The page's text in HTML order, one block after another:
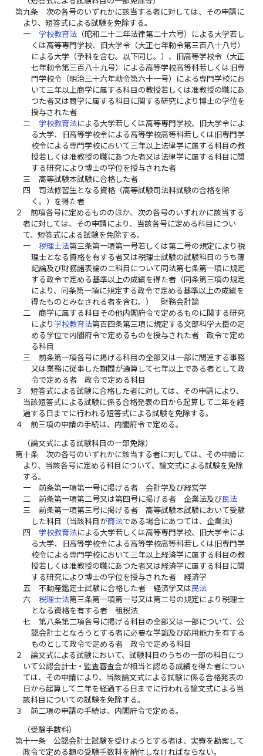
第九条
次の各号のいずれかに該当する者に対しては、その申請に
より、短答式による試験を免除する。
一
学校教育法（昭和二十二年法律第二十六号）による大学若し
くは高等専門学校、旧大学令（大正七年勅令第三百八十八号）
による大学（予科を含む。以下同じ。）、旧高等学校令（大正
七年勅令第三百八十九号）による高等学校高等科若しくは旧専
門学校令（明治三十六年勅令第六十一号）による専門学校にお
いて三年以上商学に属する科目の教授若しくは准教授の職にあ
つた者又は商学に属する科目に関する研究により博士の学位を
授与された者
二
学校教育法による大学若しくは高等専門学校、旧大学令によ
る大学、旧高等学校令による高等学校高等科若しくは旧専門学
校令による専門学校において三年以上法律学に属する科目の教
授若しくは准教授の職にあつた者又は法律学に属する科目に関
する研究により博士の学位を授与された者
三
高等試験本試験に合格した者
四
司法修習生となる資格（高等試験司法科試験の合格を除
く。）を得た者
２
前項各号に定めるもののほか、次の各号のいずれかに該当する
者に対しては、その申請により、当該各号に定める科目につい
て、短答式による試験を免除する。
一
税理士法第三条第一項第一号若しくは第二号の規定により税
理士となる資格を有する者又は税理士試験の試験科目のうち簿
記論及び財務諸表論の二科目について同法第七条第一項に規定
する政令で定める基準以上の成績を得た者（同条第三項の規定
により、同条第一項に規定する政令で定める基準以上の成績を
得たものとみなされる者を含む。） 財務会計論
二
商学に属する科目その他内閣府令で定めるものに関する研究
により学校教育法第百四条第三項に規定する文部科学大臣の定
める学位で内閣府令で定めるものを授与された者 政令で定め
る科目
三
前条第一項各号に掲げる科目の全部又は一部に関連する事務
又は業務に従事した期間が通算して七年以上である者として政
令で定める者 政令で定める科目
３
短答式による試験に合格した者に対しては、その申請により、
当該短答式による試験に係る合格発表の日から起算して二年を経
過する日までに行われる短答式による試験を免除する。
４
前三項の申請の手続は、内閣府令で定める。
（論文式による試験科目の一部免除）
第十条
次の各号のいずれかに該当する者に対しては、その申請に
より、当該各号に定める科目について、論文式による試験を免除
する。
一
前条第一項第一号に掲げる者 会計学及び経営学
二
前条第一項第二号又は第四号に掲げる者 企業法及び民法
三
前条第一項第三号に掲げる者 高等試験本試験において受験
した科目（当該科目が商法である場合にあつては、企業法）
四
学校教育法による大学若しくは高等専門学校、旧大学令によ
る大学、旧高等学校令による高等学校高等科若しくは旧専門学
校令による専門学校において三年以上経済学に属する科目の教
授若しくは准教授の職にあつた者又は経済学に属する科目に関
する研究により博士の学位を授与された者 経済学
五
不動産鑑定士試験に合格した者 経済学又は民法
六
税理士法第三条第一項第一号又は第二号の規定により税理士
となる資格を有する者 租税法
七
第八条第二項各号に掲げる科目の全部又は一部について、公
認会計士となろうとする者に必要な学識及び応用能力を有する
ものとして政令で定める者 政令で定める科目
２
論文式による試験において、試験科目のうちの一部の科目につ
いて公認会計士・監査審査会が相当と認める成績を得た者につい
ては、その申請により、当該論文式による試験に係る合格発表の
日から起算して二年を経過する日までに行われる論文式による当
該科目についての試験を免除する。
３
前二項の申請の手続は、内閣府令で定める。
（受験手数料）
第十一条
公認会計士試験を受けようとする者は、実費を勘案して
政令で定める額の受験手数料を納付しなければならない。